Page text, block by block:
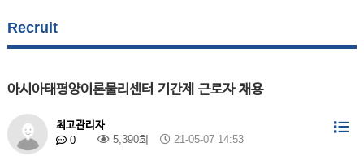
Recruit
아시아태평양이론물리센터 기간제 근로자 채용
최고관리자
0
5,390회 21-05-07 14:53